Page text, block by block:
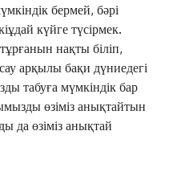
бермей, бәрі
күйге түсірмек.
нақты біліп,
арқылы бақи дүниедегі
табуға мүмкіндік бар
өзіміз анықтайтын
да өзіміз анықтай